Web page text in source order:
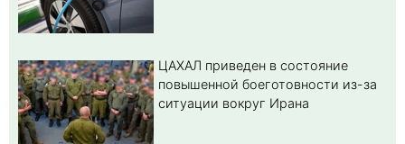
ЦАХАЛ приведен в состояние
повышенной боеготовности из-за
ситуации вокруг Ирана